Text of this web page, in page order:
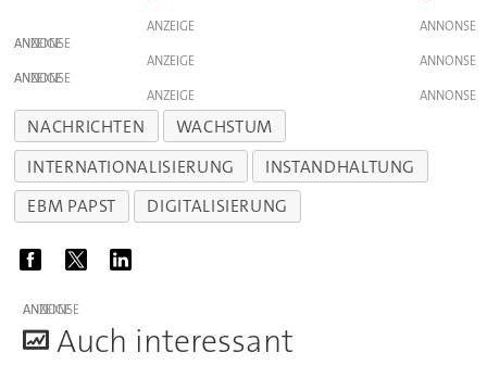
ANZEIGE
ANZEIGE
ANZEIGE
ANZEIGE
ANZEIGE
NACHRICHTEN
WACHSTUM
INTERNATIONALISIERUNG
INSTANDHALTUNG
EBM PAPST
DIGITALISIERUNG
ANZEIGE
Auch interessant